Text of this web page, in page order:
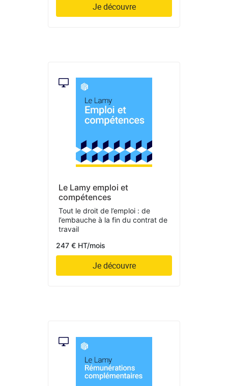
Je découvre
Le Lamy emploi et
compétences
Tout le droit de l’emploi : de
l’embauche à la fin du contrat de
travail
247 € HT/mois
Je découvre